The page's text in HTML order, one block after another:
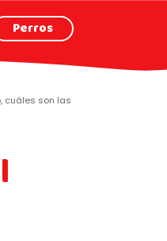
Perros
son las primeras dosis…